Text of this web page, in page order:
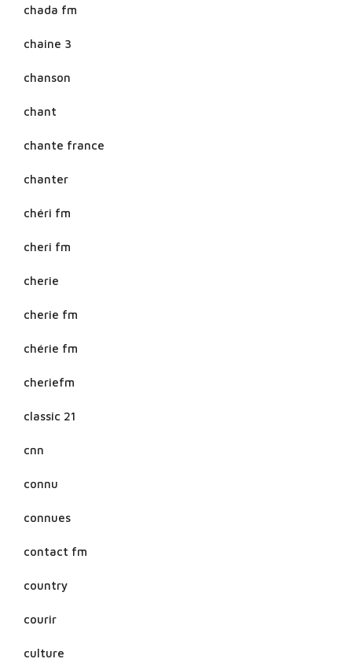
chada fm
chaine 3
chanson
chant
chante france
chanter
chéri fm
cheri fm
cherie
cherie fm
chérie fm
cheriefm
classic 21
cnn
connu
connues
contact fm
country
courir
culture